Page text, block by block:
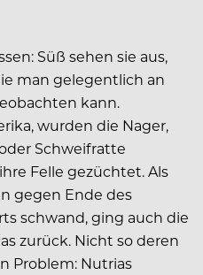
Süß sehen sie aus,
man gelegentlich an
kann.
wurden die Nager,
Schweifratte
Felle gezüchtet. Als
gegen Ende des
schwand, ging auch die
zurück. Nicht so deren
Problem: Nutrias